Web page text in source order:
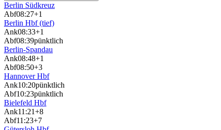
Berlin Südkreuz
Abf08:27+1
Berlin Hbf (tief)
Ank08:33+1
Abf08:39pünktlich
Berlin-Spandau
Ank08:48+1
Abf08:50+3
Hannover Hbf
Ank10:20pünktlich
Abf10:23pünktlich
Bielefeld Hbf
Ank11:21+8
Abf11:23+7